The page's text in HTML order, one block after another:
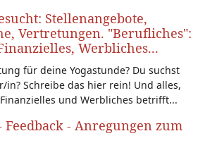
Stellenangebote,
Vertretungen. "Berufliches":
Werbliches...
für deine Yogastunde? Du suchst
in? Schreibe das hier rein! Und alles,
und Werbliches betrifft...
- Anregungen zum